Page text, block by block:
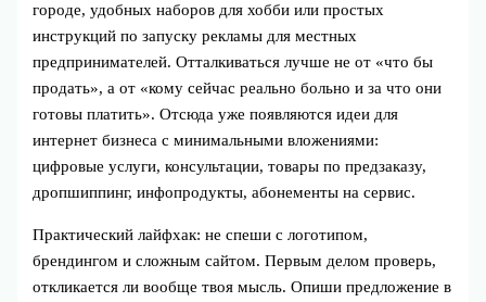
городе, удобных наборов для хобби или простых
инструкций по запуску рекламы для местных
предпринимателей. Отталкиваться лучше не от «что бы
продать», а от «кому сейчас реально больно и за что они
готовы платить». Отсюда уже появляются идеи для
интернет бизнеса с минимальными вложениями:
цифровые услуги, консультации, товары по предзаказу,
дропшиппинг, инфопродукты, абонементы на сервис.
Практический лайфхак: не спеши с логотипом,
брендингом и сложным сайтом. Первым делом проверь,
откликается ли вообще твоя мысль. Опиши предложение в